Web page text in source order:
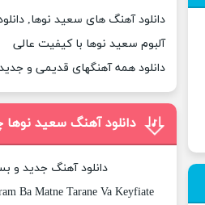
دانلود آهنگ های سعید نوها,
آلبوم سعید نوها با کیفیت عالی
دانلود همه آهنگهای قدیمی و
دانلود آهنگ سعید نوها
دانلود آهنگ جدید و
Ba Matne Tarane Va Keyfiate